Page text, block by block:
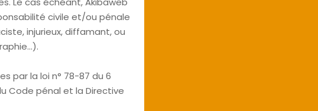
civile et/ou pénale
injurieux, diffamant, ou
par la loi n° 78-87 du 6
Code pénal et la Directive